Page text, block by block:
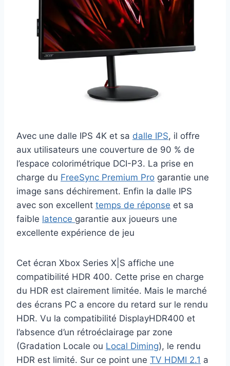
Avec une dalle IPS 4K et sa dalle IPS, il offre
aux utilisateurs une couverture de 90 % de
l’espace colorimétrique DCI-P3. La prise en
charge du FreeSync Premium Pro garantie une
image sans déchirement. Enfin la dalle IPS
avec son excellent temps de réponse et sa
faible latence garantie aux joueurs une
excellente expérience de jeu
Cet écran Xbox Series X|S affiche une
compatibilité HDR 400. Cette prise en charge
du HDR est clairement limitée. Mais le marché
des écrans PC a encore du retard sur le rendu
HDR. Vu la compatibilité DisplayHDR400 et
l’absence d’un rétroéclairage par zone
(Gradation Locale ou Local Diming), le rendu
HDR est limité. Sur ce point une TV HDMI 2.1 a